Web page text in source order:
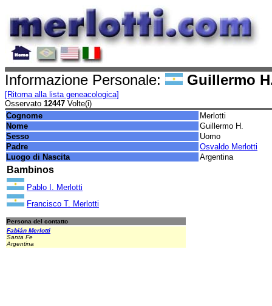
Informazione Personale: Guillermo
[Ritorna alla lista geneacologica]
Osservato 12447 Volte(i)
Cognome
Merlotti
Nome
Guillermo H.
Sesso
Uomo
Padre
Osvaldo Merlotti
Luogo di Nascita
Argentina
Bambinos
Pablo I. Merlotti
Francisco T. Merlotti
Persona del contatto
Fabián Merlotti
Santa Fe
Argentina